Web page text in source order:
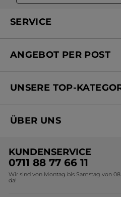
SERVICE
Mein Konto
Online Preisliste
ANGEBOT PER POST
Versandhandel Preisliste
UNSERE TOP-
Black Friday Yves Rocher
Geschenkideen Yves Rocher
Kollektion Monoi Yves Rocher
ÜBER UNS
Umweltstiftung YR
Affiliate Programm
KUNDENSERVICE
0711 88 77 66 11
Wir sind von Montag bis Samstag von
da!